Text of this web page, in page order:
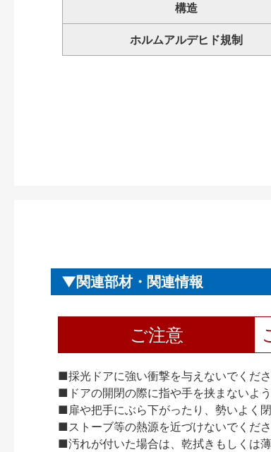
構造
ホルムアルデヒド規制
関連部材・関連情報
ご注意
■採光ドアに強い衝撃を与えないでくだ
■ドアの開閉の際に指や手を挟まないよう
■扉や把手にぶら下がったり、勢いよく
■ストーブ等の熱源を近づけないでくだ
■汚れが付いた場合は、乾拭きもしくは